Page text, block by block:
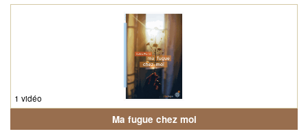
1 vidéo
Ma fugue chez moi